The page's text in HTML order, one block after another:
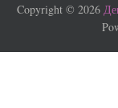
Copyright © 2026